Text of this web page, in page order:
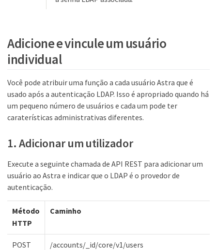
Adicione e vincule um usuário
individual
Você pode atribuir uma função a cada usuário Astra que é
usado após a autenticação LDAP. Isso é apropriado quando há
um pequeno número de usuários e cada um pode ter
caraterísticas administrativas diferentes.
1. Adicionar um utilizador
Execute a seguinte chamada de API REST para adicionar um
usuário ao Astra e indicar que o LDAP é o provedor de
autenticação.
Método
HTTP
Caminho
POST /accounts/_id/core/v1/users